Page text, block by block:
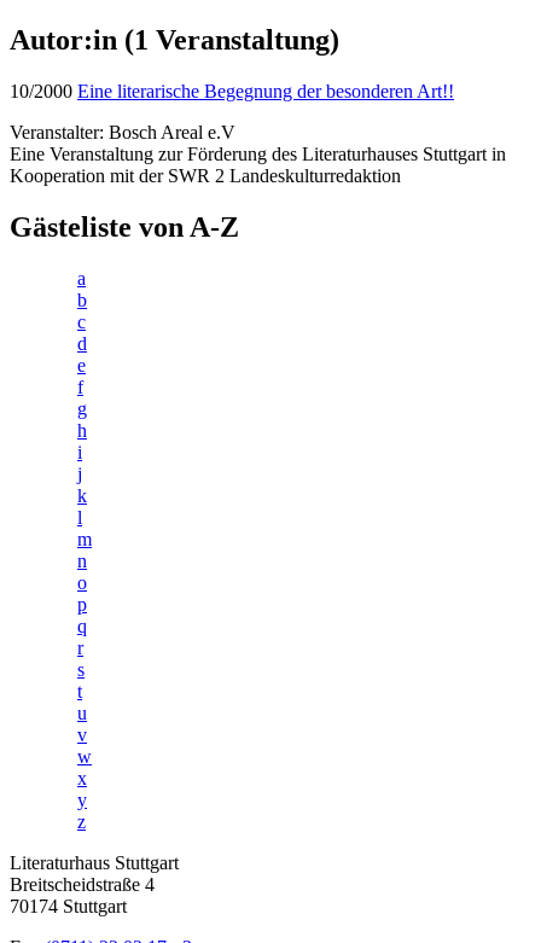
Autor:in (1 Veranstaltung)
10/2000 Eine literarische Begegnung der besonderen Art!!
Veranstalter: Bosch Areal e.V
Eine Veranstaltung zur Förderung des Literaturhauses Stuttgart in
Kooperation mit der SWR 2 Landeskulturredaktion
Gästeliste von A-Z
a
b
c
d
e
f
g
h
i
j
k
l
m
n
o
p
q
r
s
t
u
v
w
x
y
z
Literaturhaus Stuttgart
Breitscheidstraße 4
70174 Stuttgart